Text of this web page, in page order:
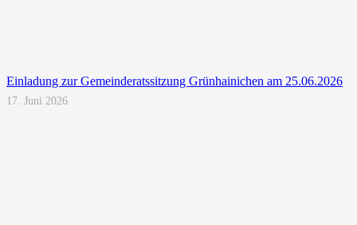
Einladung zur Gemeinderatssitzung Grünhainichen am 25.06.2026
17. Juni 2026